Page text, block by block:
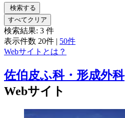
検索する
すべてクリア
検索結果: 3 件
表示件数 20件 | 50件
Webサイトとは？
佐伯皮ふ科・形成外科
Webサイト